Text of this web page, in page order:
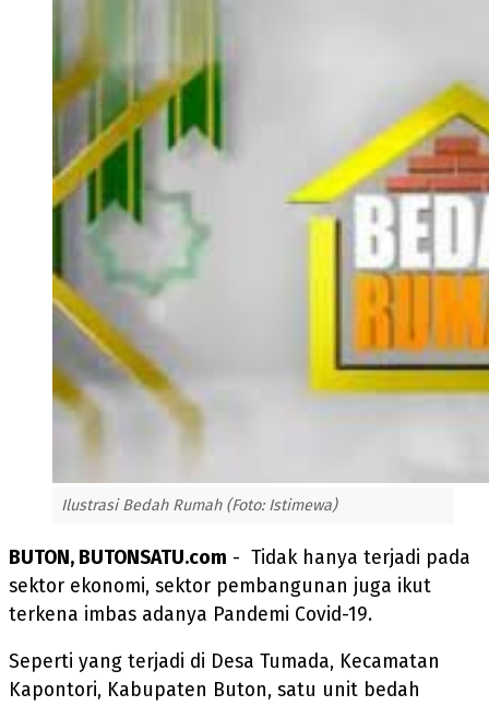
Ilustrasi Bedah Rumah (Foto: Istimewa)
BUTON, BUTONSATU.com - Tidak hanya terjadi pada
sektor ekonomi, sektor pembangunan juga ikut
terkena imbas adanya Pandemi Covid-19.
Seperti yang terjadi di Desa Tumada, Kecamatan
Kapontori, Kabupaten Buton, satu unit bedah